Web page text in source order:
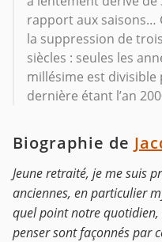
rapport aux saisons…
la suppression de
siècles : seules les
millésime est divisible
dernière étant l’an
Biographie de
Jeune retraité, je me suis
anciennes, en particulier
quel point notre quotidien,
penser sont façonnés par